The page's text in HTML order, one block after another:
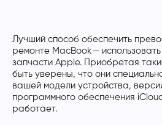
Лучший способ обеспечить
ремонте MacBook —
запчасти Apple. Приобретая
быть уверены, что они
вашей модели устройства,
программного обеспечения
работает.